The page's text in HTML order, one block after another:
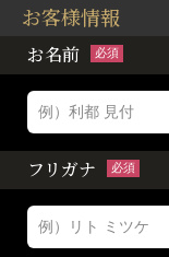
お客様情報
お名前 必須
フリガナ 必須